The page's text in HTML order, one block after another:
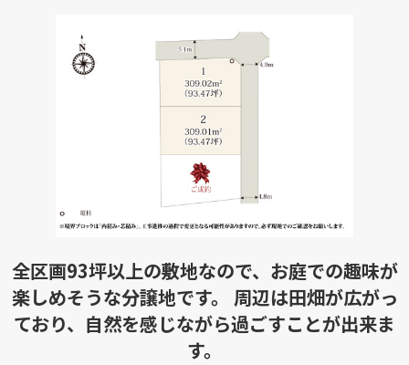
全区画93坪以上の敷地なので、お庭での趣味が
楽しめそうな分譲地です。 周辺は田畑が広がっ
ており、自然を感じながら過ごすことが出来ま
す。